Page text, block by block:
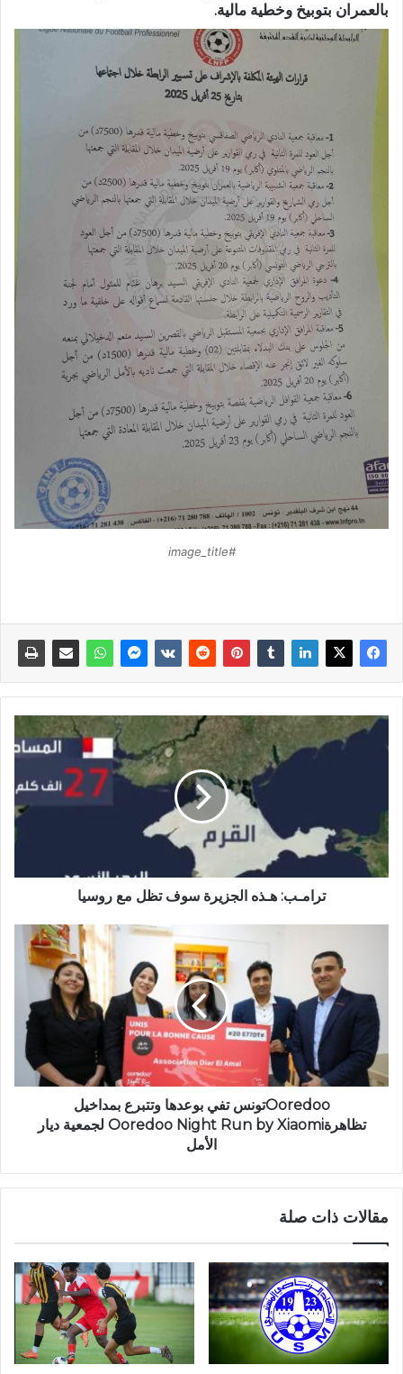
بالعمران بتوبيخ وخطية مالية.
#image_title
ترامـب: هـذه الجزيرة سوف تظل مع روسيا
Ooredooتونس تفي بوعدها وتتبرع بمداخيل
تظاهرةOoredoo Night Run by Xiaomi لجمعية ديار
الأمل
مقالات ذات صلة